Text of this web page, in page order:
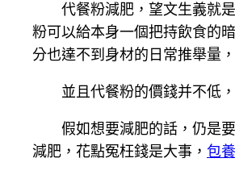
代餐粉減肥，望文生義就是
粉可以給本身一個把持飲食的
分也達不到身材的日常推舉量
並且代餐粉的價錢并不低，
假如想要減肥的話，仍是要
減肥，花點冤枉錢是大事， 包